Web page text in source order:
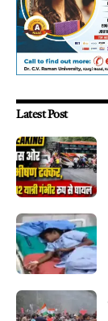
Latest Post